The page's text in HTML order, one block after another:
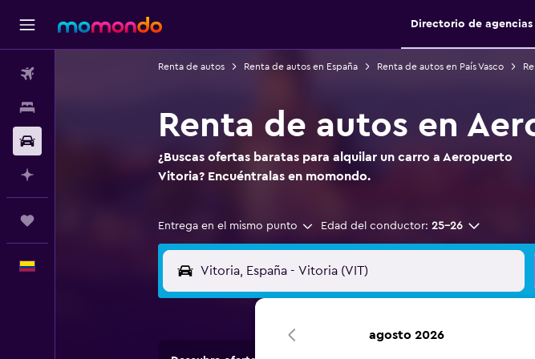
Directorio de agencias
Renta de autos Renta de autos en España Renta de autos en País Vasco
Renta de autos en
¿Buscas ofertas baratas para alquilar un carro a Aeropuerto
Vitoria? Encuéntralas en momondo.
Entrega en el mismo punto Edad del conductor: 25-26
agosto 2026